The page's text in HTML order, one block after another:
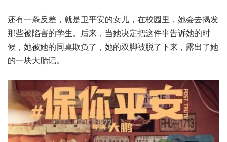
还有一条反差，就是卫平安的女儿，在校园里，她会去揭发
那些被陷害的学生。后来，当她决定把这件事告诉她的时
候，她被她的同桌欺负了，她的双脚被脱了下来，露出了她
的一块大胎记。